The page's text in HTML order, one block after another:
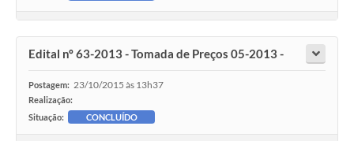
Edital nº 63-2013 - Tomada de Preços 05-2013 -
Postagem: 23/10/2015 às 13h37
Realização:
Situação:
CONCLUÍDO